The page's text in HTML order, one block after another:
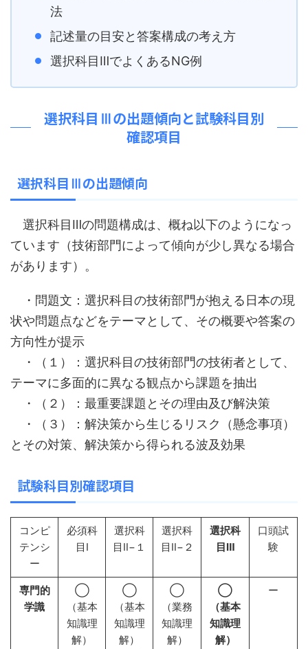
法
記述量の目安と答案構成の考え方
選択科目ⅢでよくあるNG例
選択科目Ⅲの出題傾向と試験科目別
確認項目
選択科目Ⅲの出題傾向
選択科目Ⅲの問題構成は、概ね以下のようになっ
ています（技術部門によって傾向が少し異なる場合
があります）。
・問題文：選択科目の技術部門が抱える日本の現
状や問題点などをテーマとして、その概要や答案の
方向性が提示
・（１）：選択科目の技術部門の技術者として、
テーマに多面的に異なる観点から課題を抽出
・（２）：最重要課題とその理由及び解決策
・（３）：解決策から生じるリスク（懸念事項）
とその対策、解決策から得られる波及効果
試験科目別確認項目
コンピ
テンシ
ー
必須科
目Ⅰ
選択科
目Ⅱ−１
選択科
目Ⅱ−２
選択科
目Ⅲ
口頭試
験
専門的
学識
◯
（基本
知識理
解）
◯
（基本
知識理
解）
◯
（業務
知識理
解）
◯
（基本
知識理
解）
ー